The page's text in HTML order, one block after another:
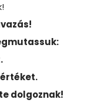
dolgoznak!